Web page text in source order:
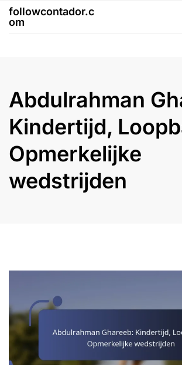
Skipfollowcontador.c
om
Abdulrahman
Kindertijd,
Opmerkelijke
wedstrijden